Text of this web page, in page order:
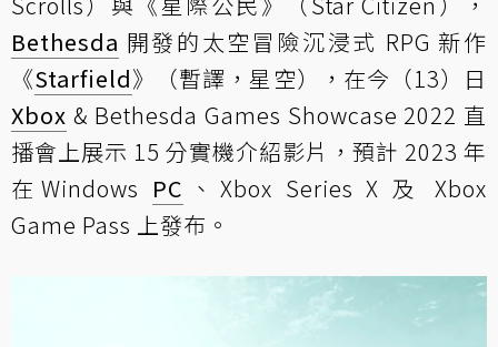
Bethesda 開發的太空冒險沉浸式 RPG 新作
《Starfield》（暫譯，星空），在今（13）日
Xbox & Bethesda Games Showcase 2022 直
播會上展示 15 分實機介紹影片，預計 2023 年
在Windows PC 、Xbox Series X 及 Xbox
Game Pass 上發布。